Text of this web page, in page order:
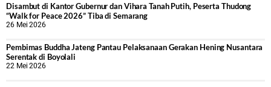
Disambut di Kantor Gubernur dan Vihara Tanah Putih, Peserta Thudong
“Walk for Peace 2026” Tiba di Semarang
26 Mei 2026
‎Pembimas Buddha Jateng Pantau Pelaksanaan Gerakan Hening Nusantara
Serentak di Boyolali
22 Mei 2026